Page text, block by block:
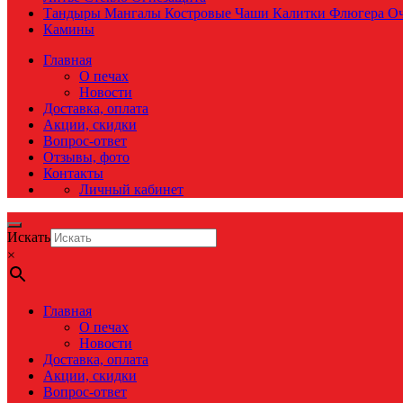
Тандыры Мангалы Костровые Чаши Калитки Флюгера
Камины
Главная
О печах
Новости
Доставка, оплата
Акции, скидки
Вопрос-ответ
Отзывы, фото
Контакты
Личный кабинет
Искать
×
Главная
О печах
Новости
Доставка, оплата
Акции, скидки
Вопрос-ответ